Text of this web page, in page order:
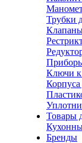
Трубки
Ключи к
Товары
Бренды